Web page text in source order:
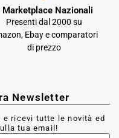
Marketplace Nazionali
Presenti dal 2000 su
Ebay e comparatori
di prezzo
Newsletter
ricevi tutte le novità ed
tua email!